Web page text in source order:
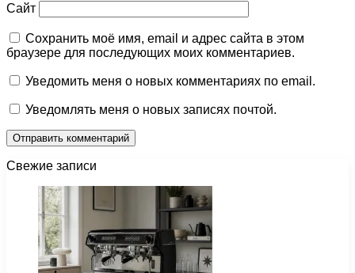
Сайт
Сохранить моё имя, email и адрес сайта в этом
браузере для последующих моих комментариев.
Уведомить меня о новых комментариях по email.
Уведомлять меня о новых записях почтой.
Свежие записи